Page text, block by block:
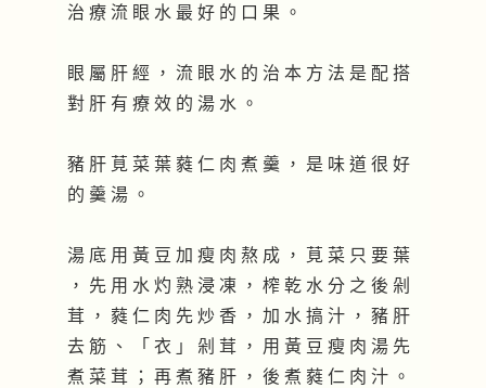
治 療 流 眼 水 最 好 的 口 果 。
眼 屬 肝 經 ， 流 眼 水 的 治 本 方 法 是 配 搭
對 肝 有 療 效 的 湯 水 。
豬 肝 莧 菜 葉 蕤 仁 肉 煮 羹 ， 是 味 道 很 好
的 羹 湯 。
湯 底 用 黃 豆 加 瘦 肉 熬 成 ， 莧 菜 只 要 葉
， 先 用 水 灼 熟 浸 凍 ， 榨 乾 水 分 之 後 剁
茸 ， 蕤 仁 肉 先 炒 香 ， 加 水 搞 汁 ， 豬 肝
去 筋 、 「 衣 」 剁 茸 ， 用 黃 豆 瘦 肉 湯 先
煮 菜 茸 ； 再 煮 豬 肝 ， 後 煮 蕤 仁 肉 汁 。